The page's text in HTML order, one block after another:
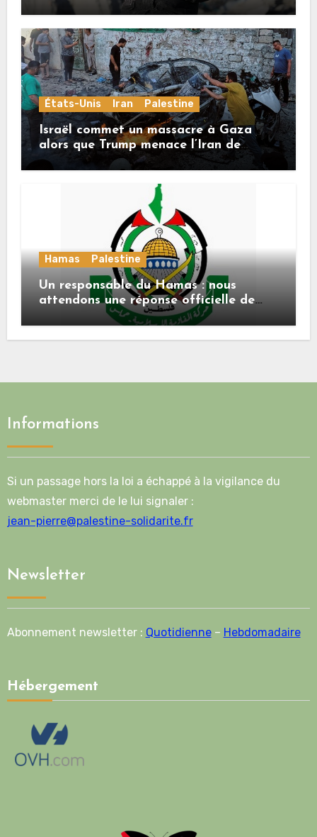
États-Unis Iran Palestine
Israël commet un massacre à Gaza
alors que Trump menace l’Iran de
«décapitation»
Hamas Palestine
Un responsable du Hamas : nous
attendons une réponse officielle de
Mladenov concernant la feuille de
route de la deuxième phase de l’accord
Informations
Si un passage hors la loi a échappé à la vigilance du
webmaster merci de le lui signaler :
jean-pierre@palestine-solidarite.fr
Newsletter
Abonnement newsletter : Quotidienne– Hebdomadaire
Hébergement